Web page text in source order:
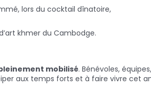
lors du cocktail dînatoire,
khmer du Cambodge.
mobilisé. Bénévoles,
aux temps forts et à faire vivre cet